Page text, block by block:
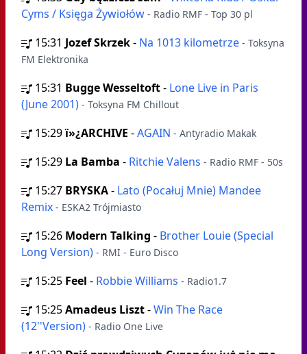
Cyms / Księga Żywiołów - Radio RMF - Top 30 pl
15:31 Jozef Skrzek- Na 1013 kilometrze - Toksyna
FM Elektronika
15:31 Bugge Wesseltoft- Lone Live in Paris
(June 2001) - Toksyna FM Chillout
15:29ï»¿ARCHIVE -AGAIN - Antyradio Makak
15:29 La Bamba - Ritchie Valens - Radio RMF - 50s
15:27 BRYSKA- Lato (Pocałuj Mnie) Mandee
Remix - ESKA2 Trójmiasto
15:26 Modern Talking - Brother Louie (Special
Long Version) - RMI - Euro Disco
15:25 Feel - Robbie Williams - Radio1.7
15:25Amadeus Liszt-Win The Race
(12''Version) - Radio One Live